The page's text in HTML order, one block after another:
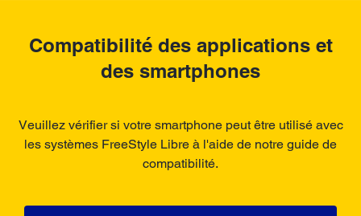
Compatibilité des applications et
des smartphones
Veuillez vérifier si votre smartphone peut être utilisé avec
les systèmes FreeStyle Libre à l'aide de notre guide de
compatibilité.